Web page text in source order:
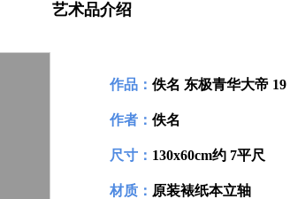
艺术品介绍
作品： 佚名 东极青华大帝 19
作者： 佚名
尺寸： 130x60cm约 7平尺
材质： 原装裱纸本立轴